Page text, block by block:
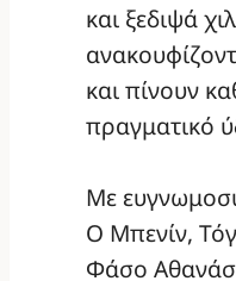
και ξεδιψά
και πίνουν
πραγματικό
Με
Ο Μπενίν,
Φάσο